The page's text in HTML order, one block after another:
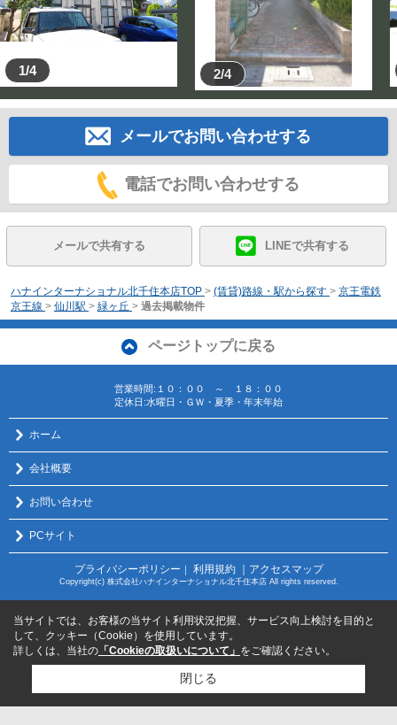
1/4 2/4
メールでお問い合わせする
電話でお問い合わせする
メールで共有する LINEで共有する
ハナインターナショナル北千住本店TOP > (賃貸)路線・駅から探す > 京王電鉄
京王線 > 仙川駅 > 緑ヶ丘 > 過去掲載物件
ページトップに戻る
営業時間:１０：００ ～ １８：００
定休日:水曜日・ＧＷ・夏季・年末年始
ホーム
会社概要
お問い合わせ
PCサイト
プライバシーポリシー ｜ 利用規約 ｜アクセスマップ
Copyright(c) 株式会社ハナインターナショナル北千住本店 All rights reserved.
当サイトでは、お客様の当サイト利用状況把握、サービス向上検討を目的と
して、クッキー（Cookie）を使用しています。
詳しくは、当社の 「Cookieの取扱いについて」 をご確認ください。
閉じる